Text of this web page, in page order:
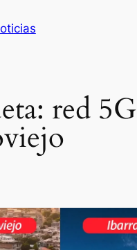
red 5G